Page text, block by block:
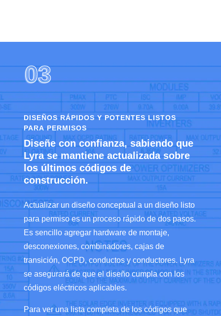
03
03
DISEÑOS RÁPIDOS Y POTENTES LISTOS
PARA PERMISOS
Diseñe con confianza, sabiendo que
Lyra se mantiene actualizada sobre
los últimos códigos de
construcción.
Actualizar un diseño conceptual a un diseño listo
para permiso es un proceso rápido de dos pasos.
Es sencillo agregar hardware de montaje,
desconexiones, combinadores, cajas de
transición, OCPD, conductos y conductores. Lyra
se asegurará de que el diseño cumpla con los
códigos eléctricos aplicables.
Para ver una lista completa de los códigos que